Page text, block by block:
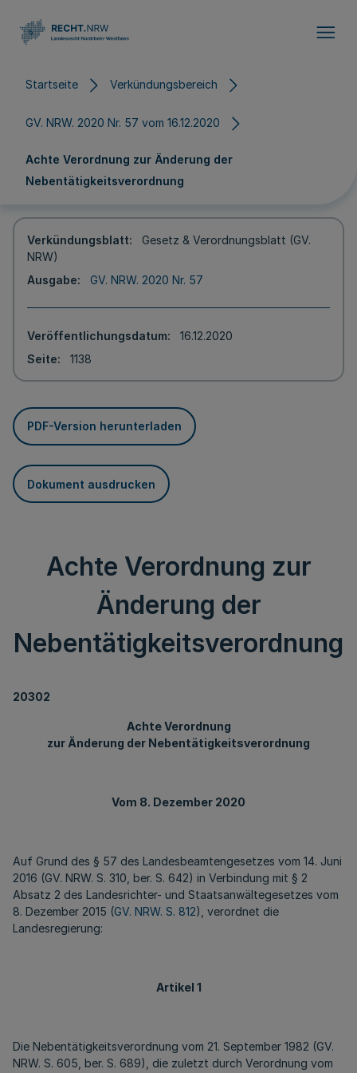
Startseite Verkündungsbereich
GV. NRW. 2020 Nr. 57 vom 16.12.2020
Achte Verordnung zur Änderung der
Nebentätigkeitsverordnung
Verkündungsblatt
Gesetz & Verordnungsblatt (GV.
NRW)
Ausgabe
GV. NRW. 2020 Nr. 57
Veröffentlichungsdatum
16.12.2020
Seite
1138
PDF-Version herunterladen
Dokument ausdrucken
Achte Verordnung zur
Änderung der
Nebentätigkeitsverordnung
20302
Achte Verordnung
zur Änderung der Nebentätigkeitsverordnung
Vom 8. Dezember 2020
Auf Grund des § 57 des Landesbeamtengesetzes vom 14. Juni
2016 (GV. NRW. S. 310, ber. S. 642) in Verbindung mit § 2
Absatz 2 des Landesrichter- und Staatsanwältegesetzes vom
8. Dezember 2015 (GV. NRW. S. 812), verordnet die
Landesregierung:
Artikel 1
Die Nebentätigkeitsverordnung vom 21. September 1982 (GV.
NRW. S. 605, ber. S. 689), die zuletzt durch Verordnung vom